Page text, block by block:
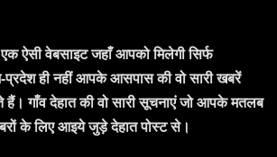
वेबसाइट जहाँ आपको मिलेगी सिर्फ
ही नहीं आपके आसपास की वो सारी खबरें
हैं। गाँव देहात की वो सारी सूचनाएं जो आपके मतलब
के लिए आइये जुड़े देहात पोस्ट से।